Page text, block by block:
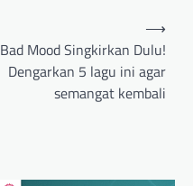
Bad Mood Singkirkan Dulu!
Dengarkan 5 lagu ini agar
semangat kembali
⟶